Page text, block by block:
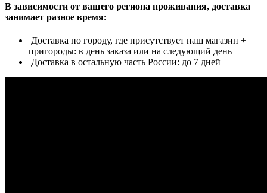
В зависимости от вашего региона проживания, доставка
занимает разное время:
Доставка по городу, где присутствует наш магазин +
пригороды: в день заказа или на следующий день
Доставка в остальную часть России: до 7 дней